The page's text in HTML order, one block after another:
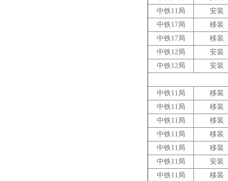
中铁11局
安装
中铁17局
移装
中铁17局
移装
中铁12局
安装
中铁12局
安装
中铁11局
移装
中铁11局
移装
中铁11局
移装
中铁11局
移装
中铁11局
移装
中铁11局
安装
中铁11局
移装